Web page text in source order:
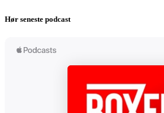
Hør seneste podcast